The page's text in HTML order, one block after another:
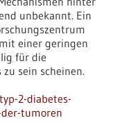
unbekannt. Ein
einer geringen
für die
sein scheinen.
2-diabetes-
tumoren